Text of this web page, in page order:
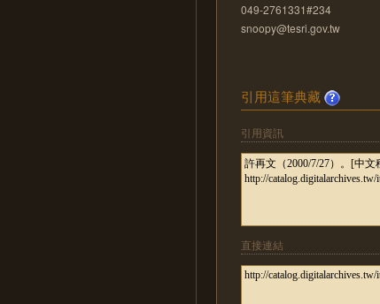
049-2761331#234
snoopy@tesri.gov.tw
引用這筆典藏
引用資訊
直接連結